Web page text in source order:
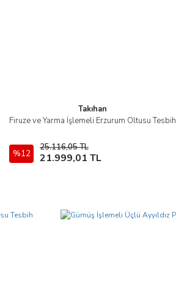
Takıhan
Firuze ve Yarma İşlemeli Erzurum Oltusu Tesbih
%12
25.116,05 TL
21.999,01 TL
İncele
Sepete Ekle